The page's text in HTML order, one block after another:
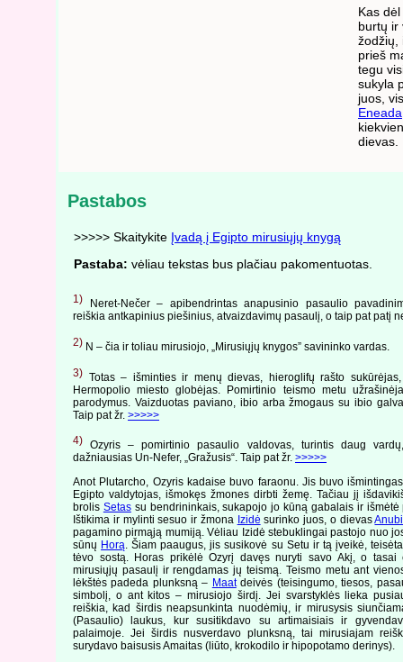
Kas
burtų ir
žodžių,
prieš
tegu
sukyla
juos,
Eneada
dievas.
Pastabos
>>>>> Skaitykite Įvadą į Egipto mirusiųjų knygą
Pastaba: vėliau tekstas bus plačiau pakomentuotas.
1) Neret-Nečer – apibendrintas anapusinio pasaulio
reiškia antkapinius piešinius, atvaizdavimų pasaulį, o taip pat patį
2) N – čia ir toliau mirusiojo, „Mirusiųjų knygos” savininko vardas.
3) Totas – išminties ir menų dievas, hieroglifų rašto
Hermopolio miesto globėjas. Pomirtinio teismo metu
parodymus. Vaizduotas paviano, ibio arba žmogaus su ibio
Taip pat žr. >>>>>
4) Ozyris – pomirtinio pasaulio valdovas, turintis daug
dažniausias Un-Nefer, „Gražusis“. Taip pat žr. >>>>>
Anot Plutarcho, Ozyris kadaise buvo faraonu. Jis buvo
Egipto valdytojas, išmokęs žmones dirbti žemę. Tačiau jį
brolis Setassu bendrininkais, sukapojo jo kūną gabalais ir išmėtė
Ištikima ir mylinti sesuo ir žmona Izidė surinko juos, o dievas
pagamino pirmąją mumiją. Vėliau Izidė stebuklingai pastojo nuo
sūnų Horą . Šiam paaugus, jis susikovė su Setu ir tą įveikė,
tėvo sostą. Horas prikėlė Ozyrį davęs nuryti savo Akį, o tasai
mirusiųjų pasaulį ir rengdamas jų teismą. Teismo metu ant
lėkštės padeda plunksną – Maatdeivės (teisingumo, tiesos,
simbolį, o ant kitos – mirusiojo širdį. Jei svarstyklės lieka
reiškia, kad širdis neapsunkinta nuodėmių, ir mirusysis
(Pasaulio) laukus, kur susitikdavo su artimaisiais ir
palaimoje. Jei širdis nusverdavo plunksną, tai mirusiajam
surydavo baisusis Amaitas (liūto, krokodilo ir hipopotamo derinys).